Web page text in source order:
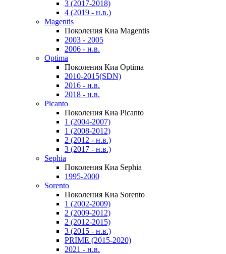
3 (2017-2018)
4 (2019 - н.в.)
Magentis
Поколения Киа Magentis
2003 - 2005
2006 - н.в.
Optima
Поколения Киа Optima
2010-2015(SDN)
2016 - н.в.
2018 - н.в.
Picanto
Поколения Киа Picanto
1 (2004-2007)
1 (2008-2012)
2 (2012 - н.в.)
3 (2017 - н.в.)
Sephia
Поколения Киа Sephia
1995-2000
Sorento
Поколения Киа Sorento
1 (2002-2009)
2 (2009-2012)
2 (2012-2015)
3 (2015 - н.в.)
PRIME (2015-2020)
2021 - н.в.